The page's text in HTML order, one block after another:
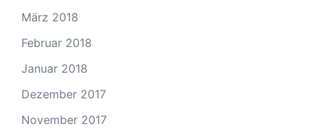
März 2018
Februar 2018
Januar 2018
Dezember 2017
November 2017